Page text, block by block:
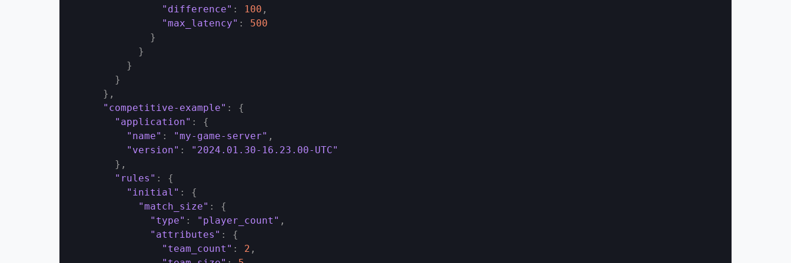
"difference" : 100 ,
"max_latency" :
500
}
}
}
}
} ,
"competitive-example" :
{
"application" :
{
"name" : "my-game-server" ,
"version" :
"2024.01.30-16.23.00-UTC"
} ,
"rules" :
{
"initial" :
{
"match_size" :
{
"type" : "player_count" ,
"attributes" :
{
"team_count" : 2 ,